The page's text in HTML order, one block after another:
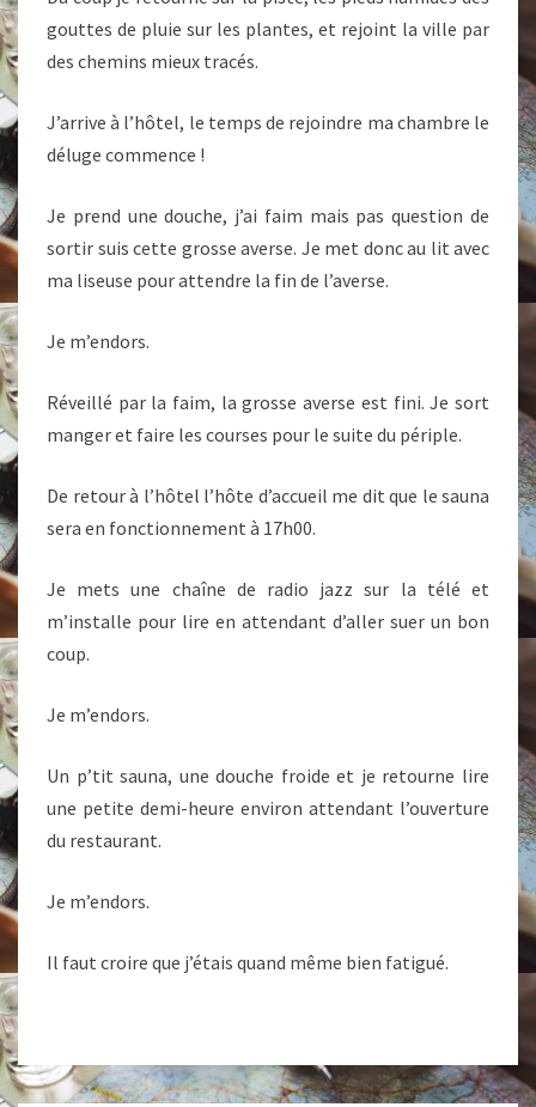
gouttes de pluie sur les plantes, et rejoint la ville par
des chemins mieux tracés.
J’arrive à l’hôtel, le temps de rejoindre ma chambre le
déluge commence !
Je prend une douche, j’ai faim mais pas question de
sortir suis cette grosse averse. Je met donc au lit avec
ma liseuse pour attendre la fin de l’averse.
Je m’endors.
Réveillé par la faim, la grosse averse est fini. Je sort
manger et faire les courses pour le suite du périple.
De retour à l’hôtel l’hôte d’accueil me dit que le sauna
sera en fonctionnement à 17h00.
Je mets une chaîne de radio jazz sur la télé et
m’installe pour lire en attendant d’aller suer un bon
coup.
Je m’endors.
Un p’tit sauna, une douche froide et je retourne lire
une petite demi-heure environ attendant l’ouverture
du restaurant.
Je m’endors.
Il faut croire que j’étais quand même bien fatigué.